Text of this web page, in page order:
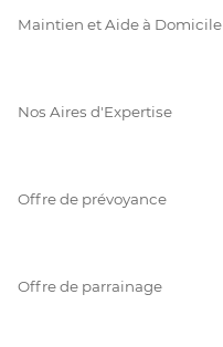
Maintien et Aide à Domicile
Nos Aires d'Expertise
Offre de prévoyance
Offre de parrainage